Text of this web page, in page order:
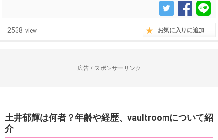
2538 view お気に入りに追加
広告 / スポンサーリンク
土井郁輝は何者？年齢や経歴、vaultroomについて紹
介